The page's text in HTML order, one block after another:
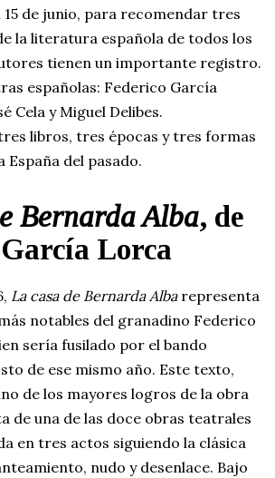
15 de junio, para recomendar tres
la literatura española de todos los
tienen un importante registro.
españolas: Federico García
Cela y Miguel Delibes.
libros, tres épocas y tres formas
España del pasado.
Bernarda Alba, de
Lorca
La casa de Bernarda Albarepresenta
notables del granadino Federico
sería fusilado por el bando
de ese mismo año. Este texto,
de los mayores logros de la obra
de una de las doce obras teatrales
en tres actos siguiendo la clásica
nudo y desenlace. Bajo